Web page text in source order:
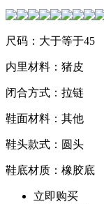
尺码：大于等于45
内里材料：猪皮
闭合方式：拉链
鞋面材料：其他
鞋头款式：圆头
鞋底材质：橡胶底
立即购买